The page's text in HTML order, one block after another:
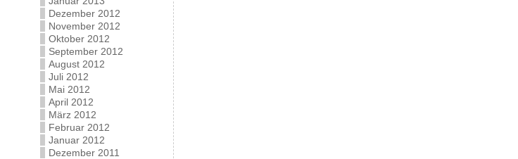
Dezember 2012
November 2012
Oktober 2012
September 2012
August 2012
Juli 2012
Mai 2012
April 2012
März 2012
Februar 2012
Januar 2012
Dezember 2011